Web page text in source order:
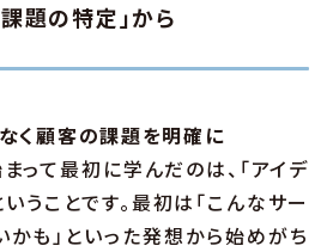
題の特定」から
く顧客の課題を明確に
って最初に学んだのは、「アイデ
うことです。最初は「こんなサー
も」といった発想から始めがち